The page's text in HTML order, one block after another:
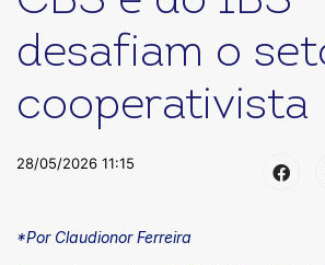
desafiam o
cooperativista
28/05/2026 11:15
*Por Claudionor Ferreira